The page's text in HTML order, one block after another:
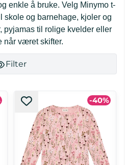
enkle å bruke. Velg Minymo t-
skole og barnehage, kjoler og
pyjamas til rolige kvelder eller
når været skifter.
Filter
-40%